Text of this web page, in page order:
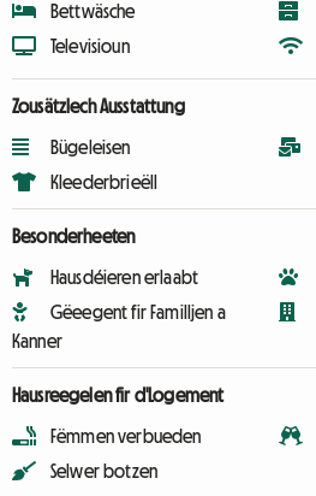
Bettwäsche
Televisioun
Zousätzlech Ausstattung
Bügeleisen
Kleederbrieëll
Besonderheeten
Hausdéieren erlaabt
Gëeegent fir Familljen a
Kanner
Hausreegelen fir d'Logement
Fëmmen verbueden
Selwer botzen